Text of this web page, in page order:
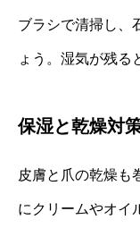
ブラシで清掃し、
ょう。湿気が残る
保湿と乾燥対
皮膚と爪の乾燥も
にクリームやオイ